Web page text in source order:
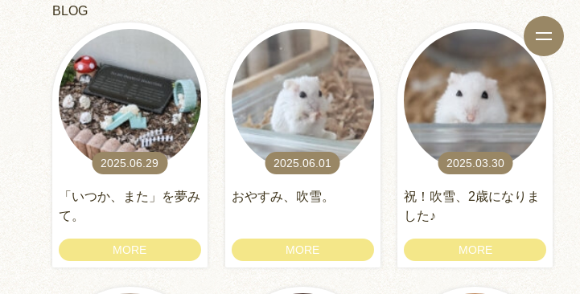
BLOG
2025.06.29
「いつか、また」を夢み
て。
MORE
2025.06.01
おやすみ、吹雪。
MORE
2025.03.30
祝！吹雪、2歳になりま
した♪
MORE